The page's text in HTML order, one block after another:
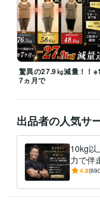
★対応スケジュール★
月〜金：早朝＋空いた時
土日祝：休日ですが、空
平日19〜21時：家族時
管理 / 経理 経験年数 :
人事 / 中途採用 経験年
ライフスタイル・その
職歴
オンラインパーソナルト
株式会社ＳＯＹＯＫＡＺ
驚異の27.9㎏減量！！
7ヵ月で
出品者の人気サ
10kg以
力で伴
様】通
4.8